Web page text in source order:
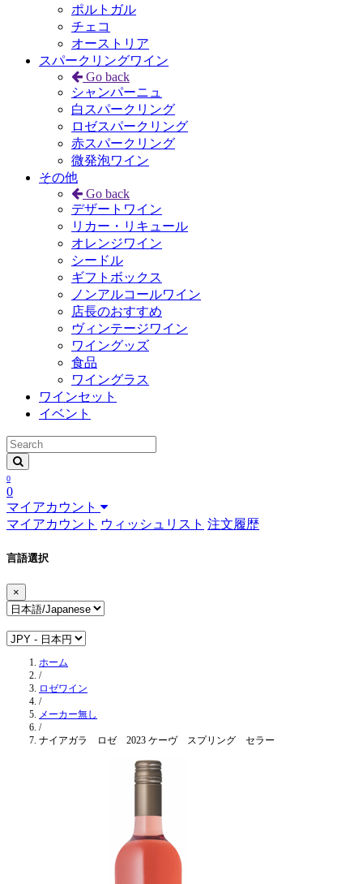
ポルトガル
チェコ
オーストリア
スパークリングワイン
Go back
シャンパーニュ
白スパークリング
ロゼスパークリング
赤スパークリング
微発泡ワイン
その他
Go back
デザートワイン
リカー・リキュール
オレンジワイン
シードル
ギフトボックス
ノンアルコールワイン
店長のおすすめ
ヴィンテージワイン
ワイングッズ
食品
ワイングラス
ワインセット
イベント
0
0
マイアカウント
マイアカウント ウィッシュリスト 注文履歴
言語選択
×
ホーム
/
ロゼワイン
/
メーカー無し
/
ナイアガラ ロゼ 2023 ケーヴ スプリング セラー